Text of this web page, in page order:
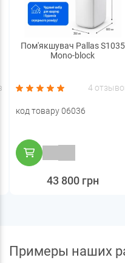
Пом'якшувач Pallas S1035
Mono-block
4
код товару 06036
43 800 грн
Примеры наших